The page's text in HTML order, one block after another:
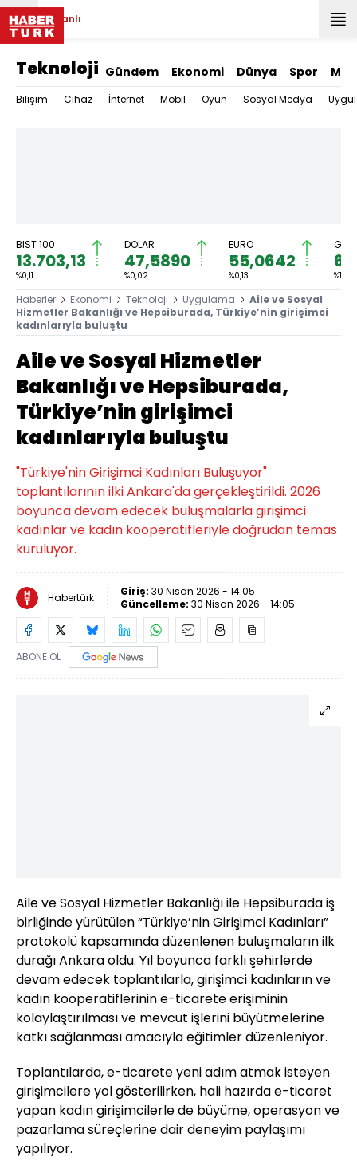
Canlı
Teknoloji Gündem Ekonomi Dünya Spor
Bilişim Cihaz İnternet Mobil Oyun Sosyal Medya
BIST 100
13.703,13
%0,11
DOLAR
47,5890
%0,02
EURO
55,0642
%0,13 %1,17
Haberler Ekonomi Teknoloji Uygulama
Aile ve Sosyal
Hizmetler Bakanlığı ve Hepsiburada, Türkiye’nin girişimci
kadınlarıyla buluştu
Aile ve Sosyal Hizmetler
Bakanlığı ve Hepsiburada,
Türkiye’nin girişimci
kadınlarıyla buluştu
"Türkiye'nin Girişimci Kadınları Buluşuyor"
toplantılarının ilki Ankara'da gerçekleştirildi. 2026
boyunca devam edecek buluşmalarla girişimci
kadınlar ve kadın kooperatifleriyle doğrudan temas
kuruluyor.
Habertürk Giriş: 30 Nisan 2026 - 14:05
Güncelleme: 30 Nisan 2026 - 14:05
ABONE OL
Aile ve Sosyal Hizmetler Bakanlığı ile Hepsiburada iş
birliğinde yürütülen “Türkiye’nin Girişimci Kadınları”
protokolü kapsamında düzenlenen buluşmaların ilk
durağı Ankara oldu. Yıl boyunca farklı şehirlerde
devam edecek toplantılarla, girişimci kadınların ve
kadın kooperatiflerinin e-ticarete erişiminin
kolaylaştırılması ve mevcut işlerini büyütmelerine
katkı sağlanması amacıyla eğitimler düzenleniyor.
Toplantılarda, e-ticarete yeni adım atmak isteyen
girişimcilere yol gösterilirken, hali hazırda e-ticaret
yapan kadın girişimcilerle de büyüme, operasyon ve
pazarlama süreçlerine dair deneyim paylaşımı
yapılıyor.